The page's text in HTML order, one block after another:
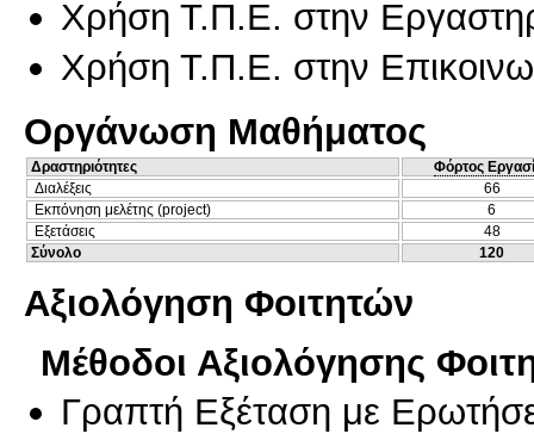
Χρήση Τ.Π.Ε. στην
Χρήση Τ.Π.Ε. στην
Οργάνωση Μαθήματος
Δραστηριότητες
Φόρτος
Διαλέξεις
66
Εκπόνηση μελέτης (project)
6
Εξετάσεις
48
Σύνολο
120
Αξιολόγηση Φοιτητών
Μέθοδοι Αξιολόγησης
Γραπτή Εξέταση με